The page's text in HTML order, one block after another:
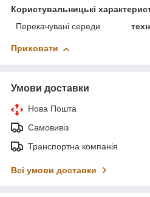
Користувальницькі
Перекачувані середи
Приховати
Умови доставки
Нова Пошта
Самовивіз
Транспортна компанія
Всі умови доставки